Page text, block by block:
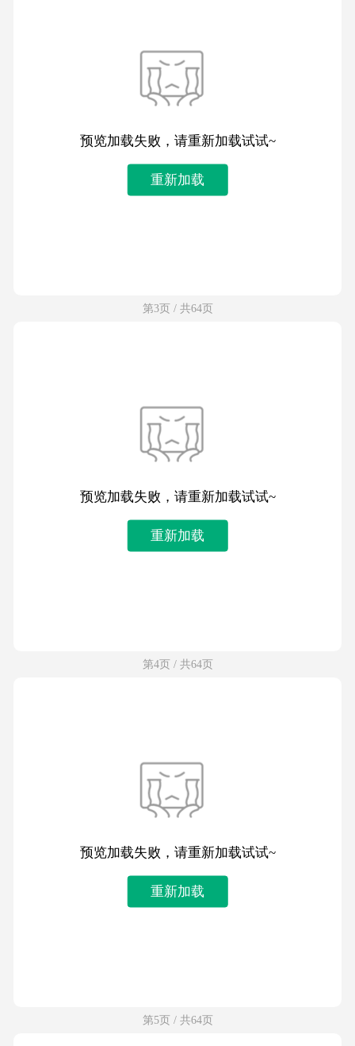
预览加载失败，请重新加载试试~
重新加载
第3页 / 共64页
预览加载失败，请重新加载试试~
重新加载
第4页 / 共64页
预览加载失败，请重新加载试试~
重新加载
第5页 / 共64页